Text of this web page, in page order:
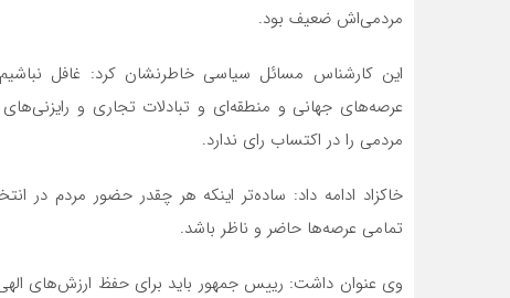
مردمی‌اش ضعیف بود.
این کارشناس مسائل سیاسی خاطرنشان کرد: غافل
عرصه‌های جهانی و منطقه‌ای و تبادلات تجاری و
مردمی را در اکتساب رای ندارد.
خاکزاد ادامه داد: ساده‌تر اینکه هر چقدر حضور مردم در
تمامی عرصه‌ها حاضر و ناظر باشد.
وی عنوان داشت: رییس جمهور باید برای حفظ ارزش‌های